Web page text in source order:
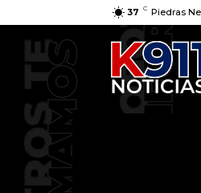
37 C Piedras